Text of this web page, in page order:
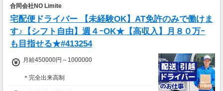
合同会社NO Limite
宅配便ドライバー 【未経験OK】AT免許のみで働けま
す♪【シフト自由】週４ｰOK★【高収入】月８０万ｰ
も目指せる★#413254
月給450000円～1000000
＊完全出来高制
＊1個当たり170円ｰ（平均120ｰ200個／日）